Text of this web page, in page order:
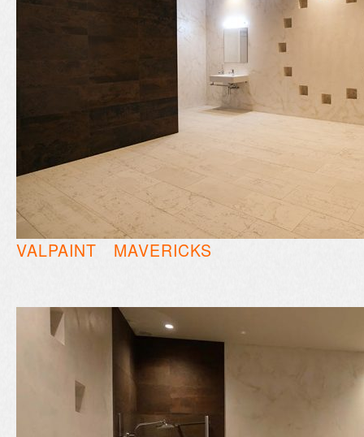
VALPAINT MAVERICKS